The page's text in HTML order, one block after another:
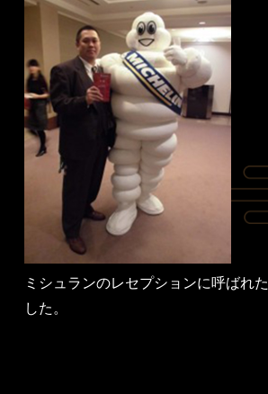
ミシュランのレセプションに呼ばれた
した。